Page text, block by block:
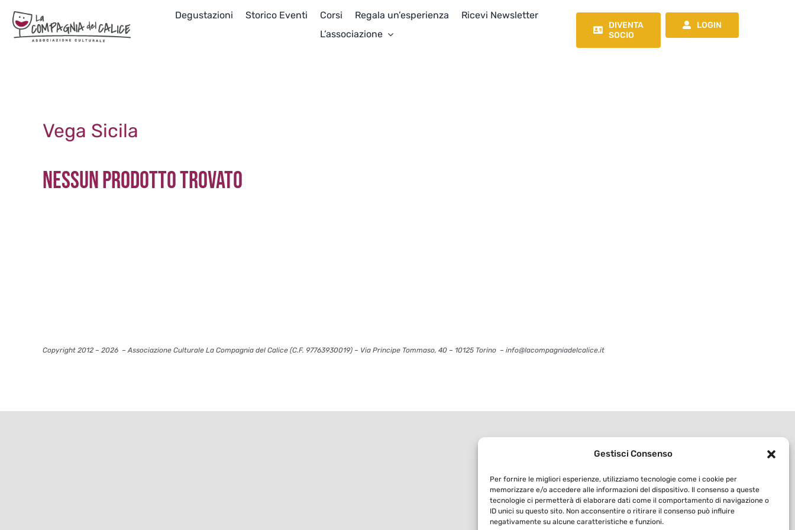
Gestisci Consenso
Per fornire le migliori esperienze, utilizziamo tecnologie come i cookie per
memorizzare e/o accedere alle informazioni del dispositivo. Il consenso a queste
tecnologie ci permetterà di elaborare dati come il comportamento di navigazione o
ID unici su questo sito. Non acconsentire o ritirare il consenso può influire
negativamente su alcune caratteristiche e funzioni.
contenuto
Degustazioni Storico Eventi Corsi Regala un’esperienza
Ricevi Newsletter
L’associazione
DIVENTA
SOCIO
LOGIN
Vega Sicila
Nessun prodotto trovato
Copyright 2012 – 2026 – Associazione Culturale La Compagnia del Calice (C.F. 97763930019) – Via Principe Tommaso, 40 – 10125 Torino – info@lacompagniadelcalice.it